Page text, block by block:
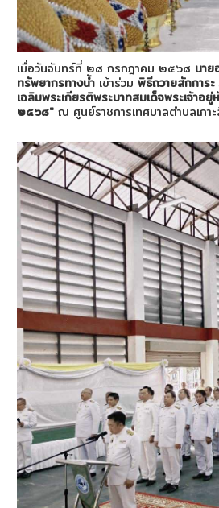
เมื่อวันจันทร์ที่ ๒๘ กรกฎาคม ๒๕๖๘ นา
ทรัพยากรทางน้ำ เข้าร่วม พิธีถวายสักการ
เฉลิมพระเกียรติพระบาทสมเด็จพระเจ้า
๒๕๖๘" ณ ศูนย์ราชการเทศบาลตำบลเกา